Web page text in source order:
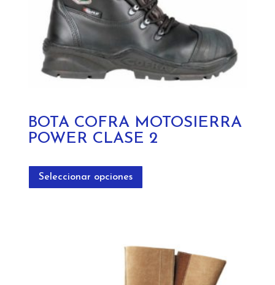
BOTA COFRA MOTOSIERRA
POWER CLASE 2
Seleccionar opciones
opciones